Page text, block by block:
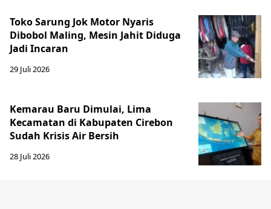
Toko Sarung Jok Motor Nyaris
Dibobol Maling, Mesin Jahit Diduga
Jadi Incaran
29 Juli 2026
Kemarau Baru Dimulai, Lima
Kecamatan di Kabupaten Cirebon
Sudah Krisis Air Bersih
28 Juli 2026